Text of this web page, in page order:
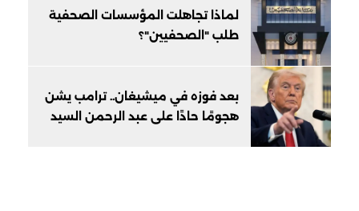
لماذا تجاهلت المؤسسات الصحفية
طلب "الصحفيين"؟
بعد فوزه في ميشيغان.. ترامب يشن
هجومًا حادًا على عبد الرحمن السيد